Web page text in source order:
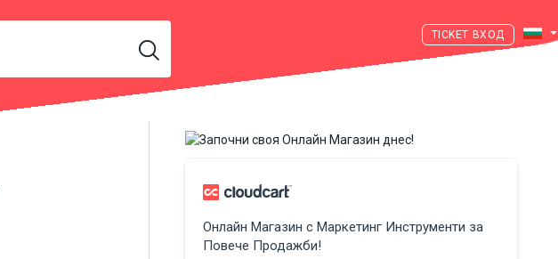
ВХОД
Онлайн Магазин с Маркетинг Инструменти за
Повече Продажби!